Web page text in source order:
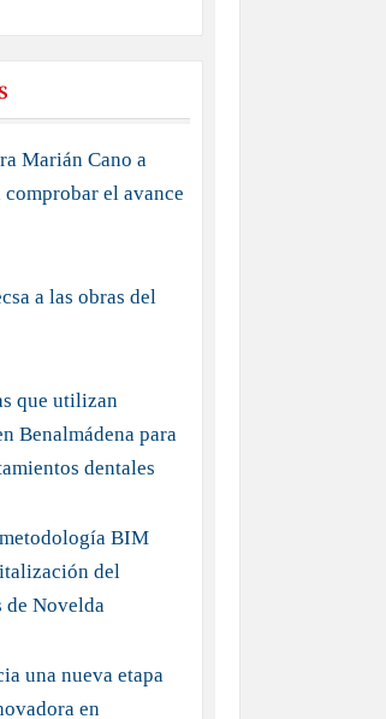
Marián Cano a
el avance
a las obras del
que utilizan
Benalmádena para
dentales
BIM
del
de Novelda
una nueva etapa
en